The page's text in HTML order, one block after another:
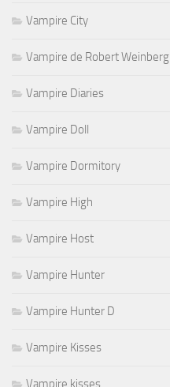
Vampire City
Vampire de Robert Weinberg
Vampire Diaries
Vampire Doll
Vampire Dormitory
Vampire High
Vampire Host
Vampire Hunter
Vampire Hunter D
Vampire Kisses
Vampire kisses